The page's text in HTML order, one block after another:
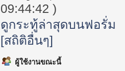
09:44:42 )
ดูกระทู้ล่าสุดบนฟอรั่ม
[สถิติอื่นๆ]
ผู้ใช้งานขณะนี้